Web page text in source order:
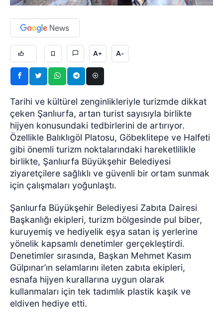
A+ A-
Tarihi ve kültürel zenginlikleriyle turizmde dikkat
çeken Şanlıurfa, artan turist sayısıyla birlikte
hijyen konusundaki tedbirlerini de artırıyor.
Özellikle Balıklıgöl Platosu, Göbeklitepe ve Halfeti
gibi önemli turizm noktalarındaki hareketlilikle
birlikte, Şanlıurfa Büyükşehir Belediyesi
ziyaretçilere sağlıklı ve güvenli bir ortam sunmak
için çalışmaları yoğunlaştı.
Şanlıurfa Büyükşehir Belediyesi Zabıta Dairesi
Başkanlığı ekipleri, turizm bölgesinde pul biber,
kuruyemiş ve hediyelik eşya satan iş yerlerine
yönelik kapsamlı denetimler gerçekleştirdi.
Denetimler sırasında, Başkan Mehmet Kasım
Gülpınar’ın selamlarını ileten zabıta ekipleri,
esnafa hijyen kurallarına uygun olarak
kullanmaları için tek tadımlık plastik kaşık ve
eldiven hediye etti.